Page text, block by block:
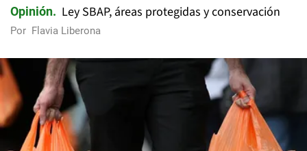
Opinión Ley SBAP, áreas protegidas y conservación
Por Flavia Liberona